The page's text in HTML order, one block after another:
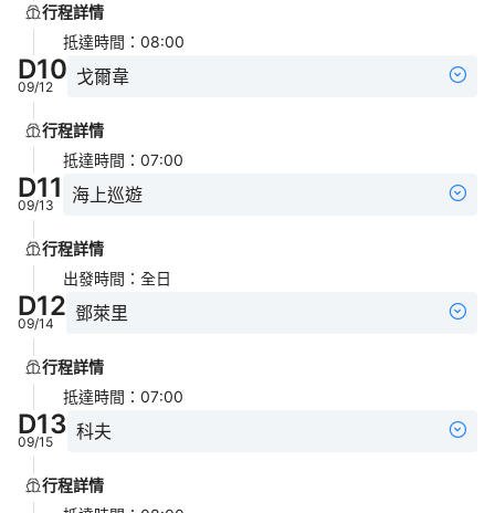
行程詳情
抵達時間 ： 08:00
D10
09/12 戈爾韋
行程詳情
抵達時間 ： 07:00
D11
09/13 海上巡遊
行程詳情
出發時間 ： 全日
D12
09/14 鄧萊里
行程詳情
抵達時間 ： 07:00
D13
09/15 科夫
行程詳情